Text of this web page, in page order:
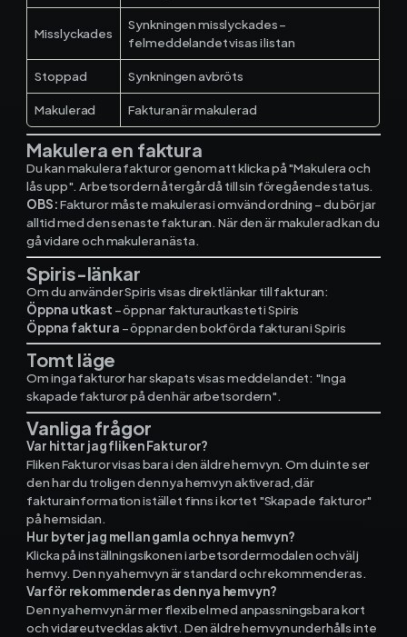
Boka genomgång
Ladda ner vår app
App Store
Misslyckades
Synkningen misslyckades –
felmeddelandet visas i listan
Stoppad Synkningen avbröts
Makulerad Fakturan är makulerad
Makulera en faktura
Du kan makulera fakturor genom att klicka på "Makulera och
lås upp". Arbetsordern återgår då till sin föregående status.
OBS:Fakturor måste makuleras i omvänd ordning – du börjar
alltid med den senaste fakturan. När den är makulerad kan du
gå vidare och makulera nästa.
Spiris-länkar
Om du använder Spiris visas direktlänkar till fakturan:
Öppna utkast – öppnar fakturautkastet i Spiris
Öppna faktura – öppnar den bokförda fakturan i Spiris
Tomt läge
Om inga fakturor har skapats visas meddelandet: "Inga
skapade fakturor på den här arbetsordern".
Vanliga frågor
Var hittar jag fliken Fakturor?
Fliken Fakturor visas bara i den äldre hemvyn. Om du inte ser
den har du troligen den nya hemvyn aktiverad, där
fakturainformation istället finns i kortet "Skapade fakturor"
på hemsidan.
Hur byter jag mellan gamla och nya hemvyn?
Klicka på inställningsikonen i arbetsordermodalen och välj
hemvy. Den nya hemvyn är standard och rekommenderas.
Varför rekommenderas den nya hemvyn?
Den nya hemvyn är mer flexibel med anpassningsbara kort
och vidareutvecklas aktivt. Den äldre hemvyn underhålls inte